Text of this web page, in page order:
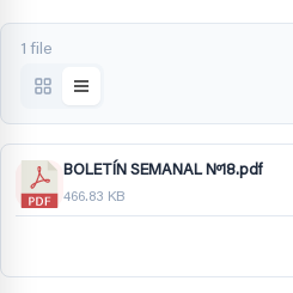
1 file
BOLETÍN SEMANAL Nº18.pdf
466.83 KB